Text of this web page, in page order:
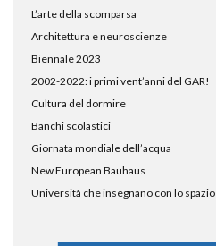
L’arte della scomparsa
Architettura e neuroscienze
Biennale 2023
2002-2022: i primi vent’anni del GAR!
Cultura del dormire
Banchi scolastici
Giornata mondiale dell’acqua
New European Bauhaus
Università che insegnano con lo spazio